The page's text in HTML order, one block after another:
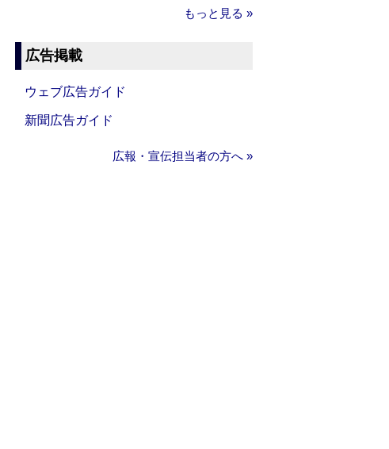
もっと見る »
広告掲載
ウェブ広告ガイド
新聞広告ガイド
広報・宣伝担当者の方へ »